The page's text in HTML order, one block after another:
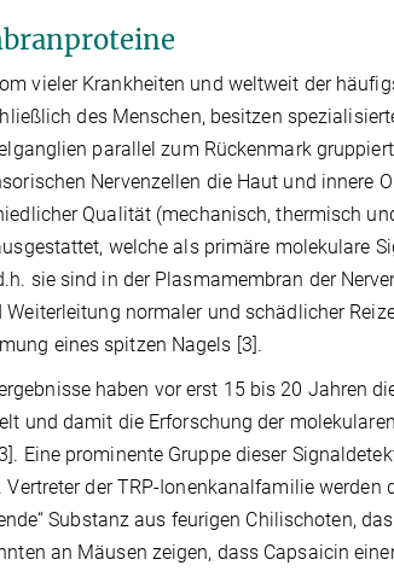
vieler Krankheiten und weltweit der
des Menschen, besitzen
parallel zum Rückenmark
Nervenzellen die Haut und innere
Qualität (mechanisch, thermisch
welche als primäre molekulare
sie sind in der Plasmamembran der
normaler und schädlicher
eines spitzen Nagels [3].
haben vor erst 15 bis 20 Jahren
und damit die Erforschung der
Eine prominente Gruppe dieser
Vertreter der TRP-Ionenkanalfamilie
Substanz aus feurigen Chilischoten,
an Mäusen zeigen, dass Capsaicin